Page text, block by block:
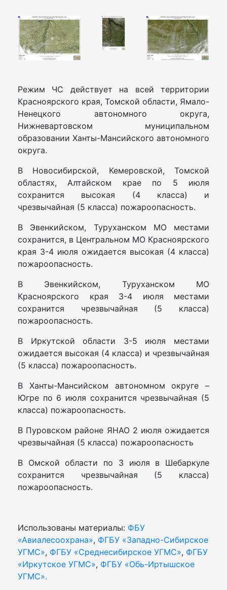
Режим ЧС действует на всей территории
Красноярского края, Томской области, Ямало-
Ненецкого автономного округа,
Нижневартовском муниципальном
образовании Ханты-Мансийского автономного
округа.
В Новосибирской, Кемеровской, Томской
областях, Алтайском крае по 5 июля
сохранится высокая (4 класса) и
чрезвычайная (5 класса) пожароопасность.
В Эвенкийском, Туруханском МО местами
сохранится, в Центральном МО Красноярского
края 3-4 июля ожидается высокая (4 класса)
пожароопасность.
В Эвенкийском, Туруханском МО
Красноярского края 3-4 июля местами
сохранится чрезвычайная (5 класса)
пожароопасность.
В Иркутской области 3-5 июля местами
ожидается высокая (4 класса) и чрезвычайная
(5 класса) пожароопасность.
В Ханты-Мансийском автономном округе –
Югре по 6 июля сохранится чрезвычайная (5
класса) пожароопасность.
В Пуровском районе ЯНАО 2 июля ожидается
чрезвычайная (5 класса) пожароопасность
В Омской области по 3 июля в Шебаркуле
сохранится чрезвычайная (5 класса)
пожароопасность.
Использованы материалы: ФБУ
«Авиалесоохрана», ФГБУ «Западно-Сибирское
УГМС», ФГБУ «Среднесибирское УГМС», ФГБУ
«Иркутское УГМС», ФГБУ «Обь-Иртышское
УГМС».